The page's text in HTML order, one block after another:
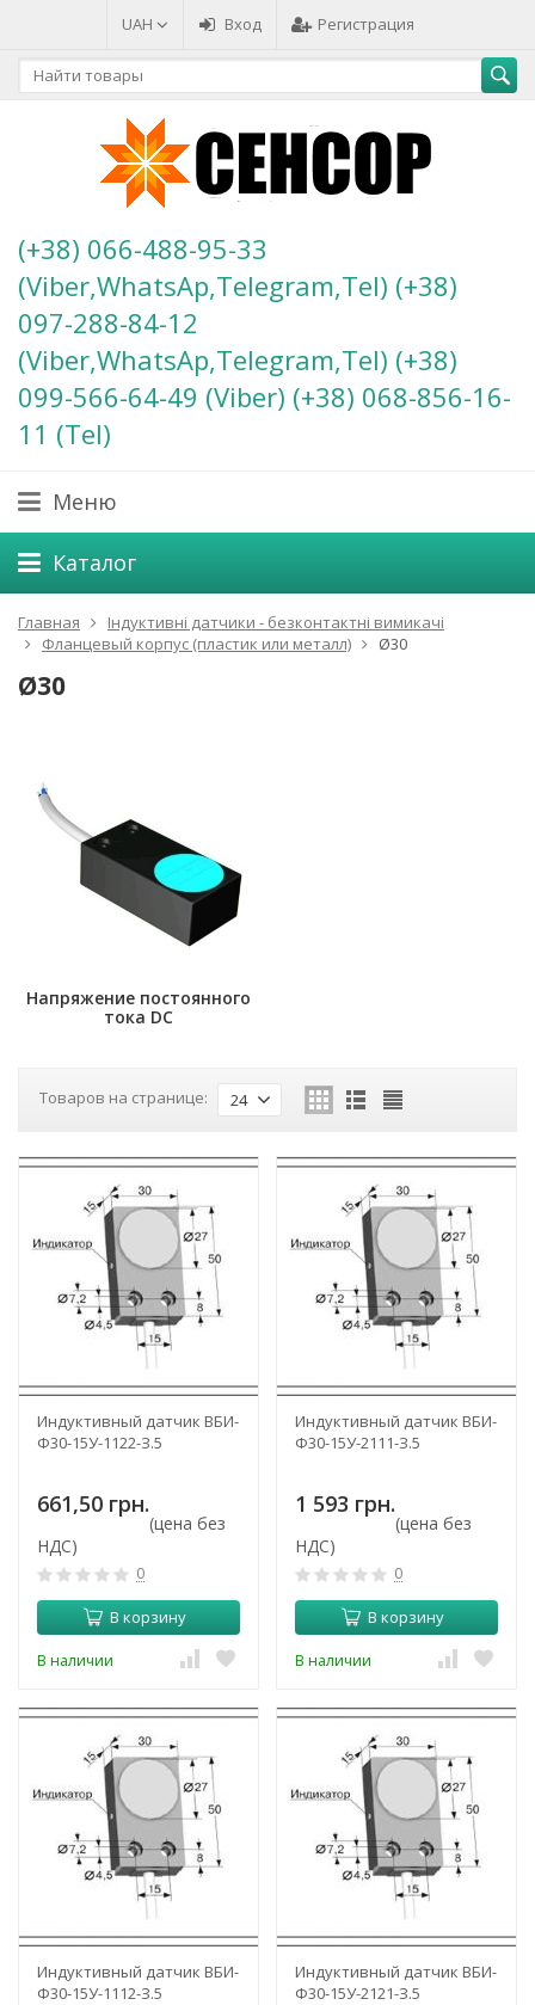
UAH Вход Регистрация
(+38) 066-488-95-33
(Viber,WhatsAp,Telegram,Tel) (+38)
097-288-84-12
(Viber,WhatsAp,Telegram,Tel) (+38)
099-566-64-49 (Viber) (+38) 068-856-16-
11 (Теl)
Меню
Каталог
Главная
Індуктивні датчики - безконтактні вимикачі
Фланцевый корпус (пластик или металл)
Ø30
Ø30
Напряжение постоянного
тока DC
Товаров на странице: 24
Индуктивный датчик ВБИ-
Ф30-15У-1122-З.5
661,50 грн.
(цена без
НДС)
0
В корзину
В наличии
Индуктивный датчик ВБИ-
Ф30-15У-2111-З.5
1 593 грн.
(цена без
НДС)
0
В корзину
В наличии
Индуктивный датчик ВБИ-
Ф30-15У-1112-З.5
Индуктивный датчик ВБИ-
Ф30-15У-2121-З.5